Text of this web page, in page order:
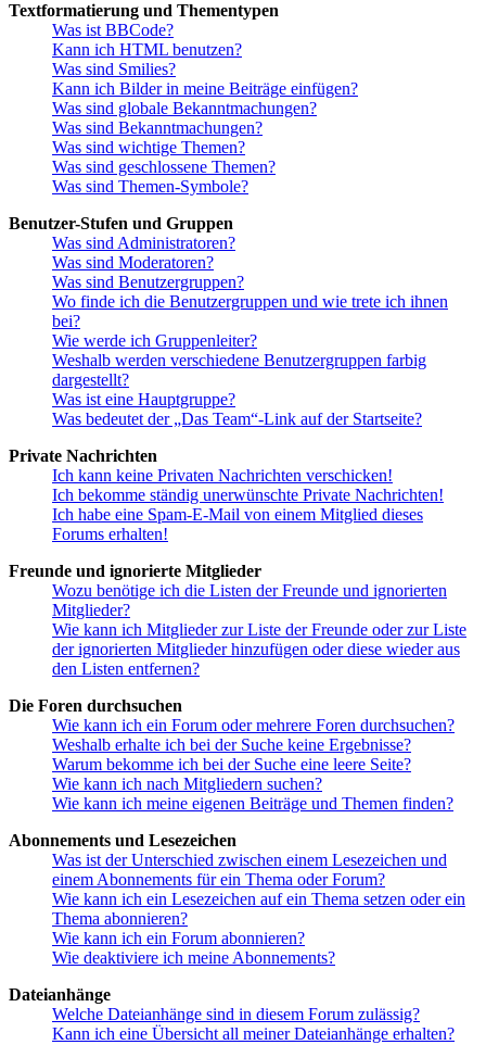
Textformatierung und Thementypen
Was ist BBCode?
Kann ich HTML benutzen?
Was sind Smilies?
Kann ich Bilder in meine Beiträge einfügen?
Was sind globale Bekanntmachungen?
Was sind Bekanntmachungen?
Was sind wichtige Themen?
Was sind geschlossene Themen?
Was sind Themen-Symbole?
Benutzer-Stufen und Gruppen
Was sind Administratoren?
Was sind Moderatoren?
Was sind Benutzergruppen?
Wo finde ich die Benutzergruppen und wie trete ich ihnen
bei?
Wie werde ich Gruppenleiter?
Weshalb werden verschiedene Benutzergruppen farbig
dargestellt?
Was ist eine Hauptgruppe?
Was bedeutet der „Das Team“-Link auf der Startseite?
Private Nachrichten
Ich kann keine Privaten Nachrichten verschicken!
Ich bekomme ständig unerwünschte Private Nachrichten!
Ich habe eine Spam-E-Mail von einem Mitglied dieses
Forums erhalten!
Freunde und ignorierte Mitglieder
Wozu benötige ich die Listen der Freunde und ignorierten
Mitglieder?
Wie kann ich Mitglieder zur Liste der Freunde oder zur Liste
der ignorierten Mitglieder hinzufügen oder diese wieder aus
den Listen entfernen?
Die Foren durchsuchen
Wie kann ich ein Forum oder mehrere Foren durchsuchen?
Weshalb erhalte ich bei der Suche keine Ergebnisse?
Warum bekomme ich bei der Suche eine leere Seite?
Wie kann ich nach Mitgliedern suchen?
Wie kann ich meine eigenen Beiträge und Themen finden?
Abonnements und Lesezeichen
Was ist der Unterschied zwischen einem Lesezeichen und
einem Abonnements für ein Thema oder Forum?
Wie kann ich ein Lesezeichen auf ein Thema setzen oder ein
Thema abonnieren?
Wie kann ich ein Forum abonnieren?
Wie deaktiviere ich meine Abonnements?
Dateianhänge
Welche Dateianhänge sind in diesem Forum zulässig?
Kann ich eine Übersicht all meiner Dateianhänge erhalten?